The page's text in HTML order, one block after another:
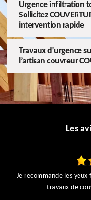
Urgence infiltration
Sollicitez
intervention rapide
Travaux d’urgence
l’artisan couvreur
Les
Je recommande les
travaux de